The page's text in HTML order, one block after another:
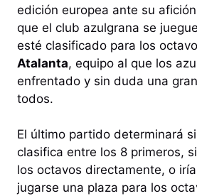
edición europea ante su
que el club azulgrana se
esté clasificado para los
Atalanta, equipo al que los
enfrentado y sin duda una
todos.
El último partido determinará
clasifica entre los 8 primeros,
los octavos directamente, o iría
jugarse una plaza para los